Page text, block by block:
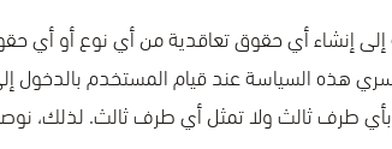
إنشاء أي حقوق تعاقدية من أي نوع أو أي
هذه السياسة عند قيام المستخدم بالدخول
طرف ثالث ولا تمثل أي طرف ثالث. لذلك،